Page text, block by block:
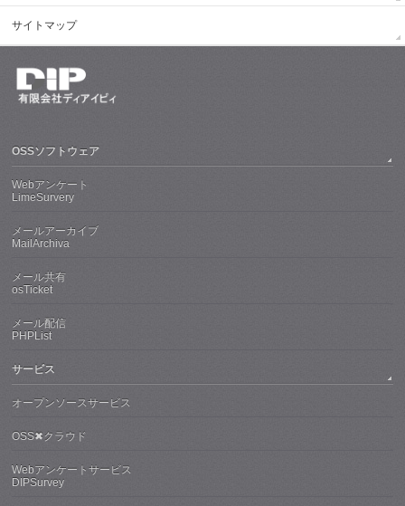
サイトマップ
OSSソフトウェア
Webアンケート
LimeSurvery
メールアーカイブ
MailArchiva
メール共有
osTicket
メール配信
PHPList
サービス
オープンソースサービス
OSS✖クラウド
Webアンケートサービス
DIPSurvey